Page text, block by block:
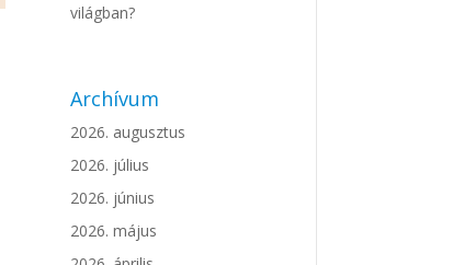
világban?
Archívum
2026. augusztus
2026. július
2026. június
2026. május